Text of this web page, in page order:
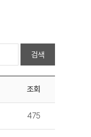
검색
조회
475